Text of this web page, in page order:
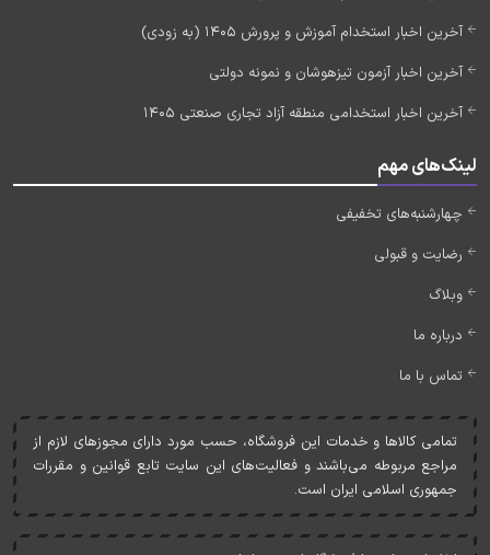
آخرین اخبار استخدام آموزش و پرورش 1405 (به زودی)
آخرین اخبار آزمون تیزهوشان و نمونه دولتی
آخرین اخبار استخدامی منطقه آزاد تجاری صنعتی 1405
لینک‌های مهم
چهارشنبه‌های تخفیفی
رضایت و قبولی
وبلاگ
درباره ما
تماس با ما
تمامی کالاها و خدمات اين فروشگاه، حسب مورد دارای مجوزهای لازم از
مراجع مربوطه می‌باشند و فعاليت‌های اين سايت تابع قوانين و مقررات
جمهوری اسلامی ايران است.